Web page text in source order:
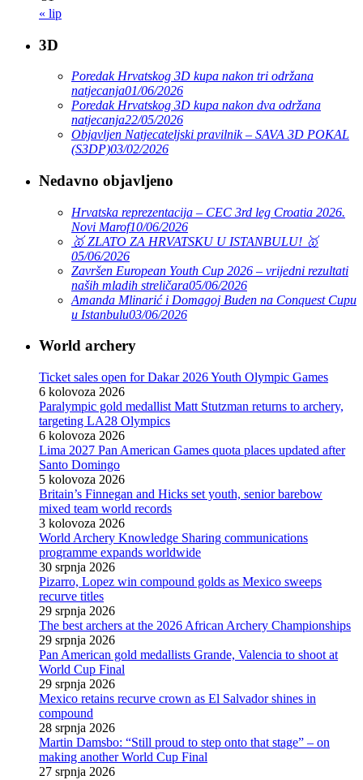
« lip
3D
Poredak Hrvatskog 3D kupa nakon tri održana
natjecanja01/06/2026
Poredak Hrvatskog 3D kupa nakon dva održana
natjecanja22/05/2026
Objavljen Natjecateljski pravilnik – SAVA 3D POKAL
(S3DP)03/02/2026
Nedavno objavljeno
Hrvatska reprezentacija – CEC 3rd leg Croatia 2026.
Novi Marof10/06/2026
🥇 ZLATO ZA HRVATSKU U ISTANBULU! 🥇
05/06/2026
Završen European Youth Cup 2026 – vrijedni rezultati
naših mladih streličara05/06/2026
Amanda Mlinarić i Domagoj Buden na Conquest Cupu
u Istanbulu03/06/2026
World archery
Ticket sales open for Dakar 2026 Youth Olympic Games
6 kolovoza 2026
Paralympic gold medallist Matt Stutzman returns to archery,
targeting LA28 Olympics
6 kolovoza 2026
Lima 2027 Pan American Games quota places updated after
Santo Domingo
5 kolovoza 2026
Britain’s Finnegan and Hicks set youth, senior barebow
mixed team world records
3 kolovoza 2026
World Archery Knowledge Sharing communications
programme expands worldwide
30 srpnja 2026
Pizarro, Lopez win compound golds as Mexico sweeps
recurve titles
29 srpnja 2026
The best archers at the 2026 African Archery Championships
29 srpnja 2026
Pan American gold medallists Grande, Valencia to shoot at
World Cup Final
29 srpnja 2026
Mexico retains recurve crown as El Salvador shines in
compound
28 srpnja 2026
Martin Damsbo: “Still proud to step onto that stage” – on
making another World Cup Final
27 srpnja 2026